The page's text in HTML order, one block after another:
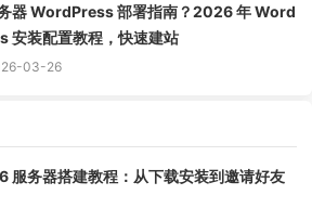
器 WordPress 部署指南？2026 年 Word
安装配置教程，快速建站
03-26
服务器搭建教程：从下载安装到邀请好友